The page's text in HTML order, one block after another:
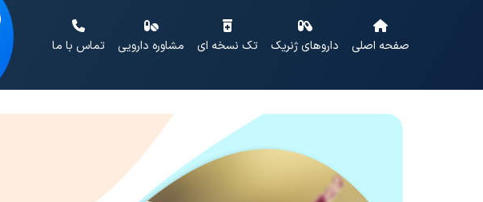
صفحه اصلی داروهای ژنریک تک نسخه ای مشاوره دارویی تماس با ما